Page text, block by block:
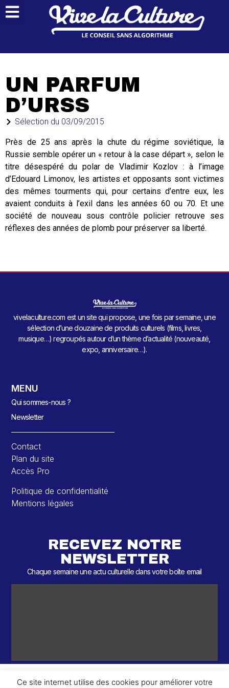
UN PARFUM
D’URSS
Sélection du 03/09/2015
Près de 25 ans après la chute du régime soviétique, la
Russie semble opérer un « retour à la case départ », selon le
titre désespéré du polar de Vladimir Kozlov : à l’image
d’Edouard Limonov, les artistes et opposants sont victimes
des mêmes tourments qui, pour certains d’entre eux, les
avaient conduits à l’exil dans les années 60 ou 70. Et une
société de nouveau sous contrôle policier retrouve ses
réflexes des années de plomb pour préserver sa liberté.
vivelaculture.com est un site qui propose, une fois par semaine, une
sélection d’une douzaine de produits culturels (films, livres,
musique…) regroupés autour d’un thème d’actualité (nouveauté,
expo, anniversaire…).
MENU
Qui sommes-nous ?
Newsletter
Contact
Plan du site
Accès Pro
Politique de confidentialité
Mentions légales
RECEVEZ NOTRE
NEWSLETTER
Chaque semaine une actu culturelle dans votre boîte email
Ce site internet utilise des cookies pour améliorer votre